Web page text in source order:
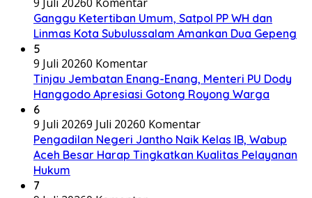
Ganggu Ketertiban Umum, Satpol PP WH dan
Linmas Kota Subulussalam Amankan Dua Gepeng
5
9 Juli 20260 Komentar
Tinjau Jembatan Enang-Enang, Menteri PU Dody
Hanggodo Apresiasi Gotong Royong Warga
6
9 Juli 20269 Juli 20260 Komentar
Pengadilan Negeri Jantho Naik Kelas IB, Wabup
Aceh Besar Harap Tingkatkan Kualitas Pelayanan
Hukum
7